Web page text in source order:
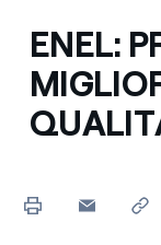
ENEL: